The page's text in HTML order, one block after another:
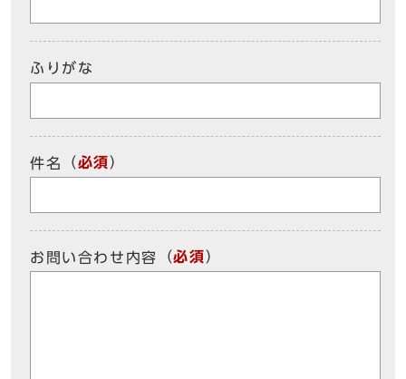
ふりがな
件名 （必須）
お問い合わせ内容 （必須）